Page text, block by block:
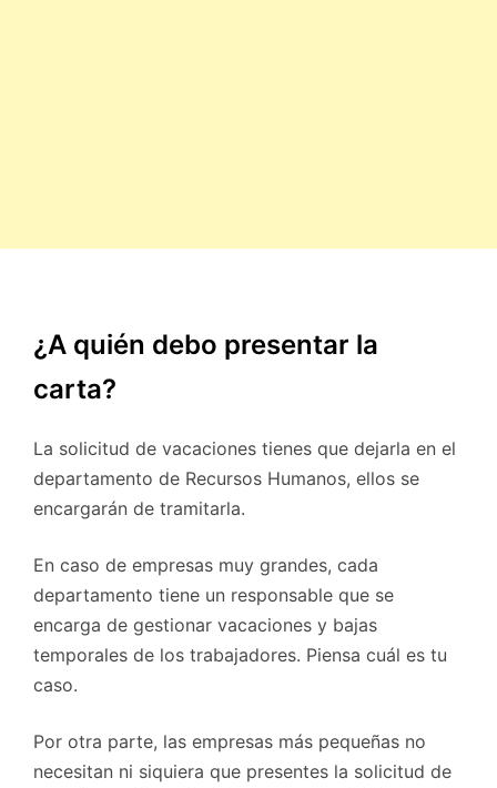
¿A quién debo presentar la
carta?
La solicitud de vacaciones tienes que dejarla en el
departamento de Recursos Humanos, ellos se
encargarán de tramitarla.
En caso de empresas muy grandes, cada
departamento tiene un responsable que se
encarga de gestionar vacaciones y bajas
temporales de los trabajadores. Piensa cuál es tu
caso.
Por otra parte, las empresas más pequeñas no
necesitan ni siquiera que presentes la solicitud de